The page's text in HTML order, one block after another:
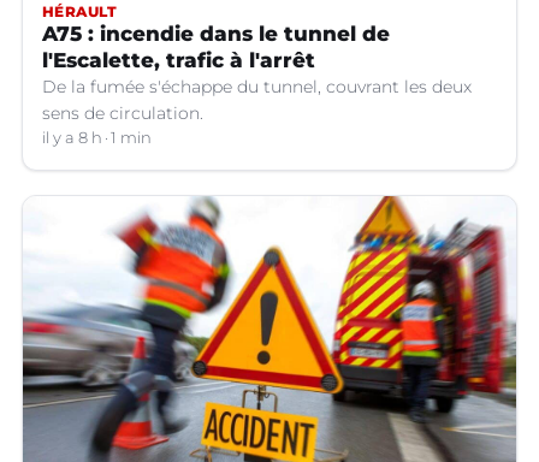
HÉRAULT
A75 : incendie dans le tunnel de
l'Escalette, trafic à l'arrêt
De la fumée s'échappe du tunnel, couvrant les deux
sens de circulation.
il y a 8 h 1 min